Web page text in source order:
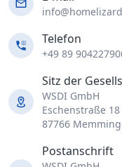
Telefon
+49 89
Sitz der
WSDI GmbH
Eschenstraße 18
87766
Postanschrift